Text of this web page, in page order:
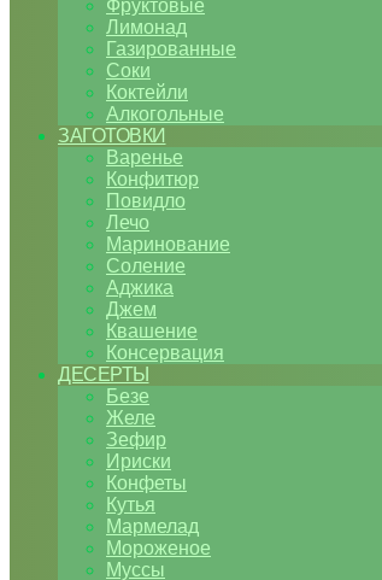
Фруктовые
Лимонад
Газированные
Соки
Коктейли
Алкогольные
ЗАГОТОВКИ
Варенье
Конфитюр
Повидло
Лечо
Маринование
Соление
Аджика
Джем
Квашение
Консервация
ДЕСЕРТЫ
Безе
Желе
Зефир
Ириски
Конфеты
Кутья
Мармелад
Мороженое
Муссы